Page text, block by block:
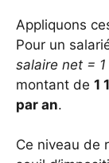
Appliquons
Pour un
salaire net =
montant de 1
par an.
Ce niveau de